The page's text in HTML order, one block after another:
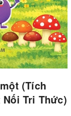
(Tích
Tri Thức)